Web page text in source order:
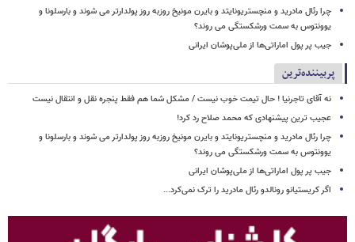
چرا رئال مادرید و منچستریونایتد و بایرن مونیخ روزبه روز پولدارتر می شوند و بارسلونا و
یوونتوس به سمت ورشکستگی می روند؟
جیب پر پول اماراتی‌ها از ملی‌پوشان ایرانی
پربیننده‌ترین
نه آقای تاجرنیا ! حال تیمت خوب نیست / مشکل شما هم فقط پنجره نقل و انتقال نیست
عجیب ترین پیشنهادی که محمد صلاح رد کرد!
چرا رئال مادرید و منچستریونایتد و بایرن مونیخ روزبه روز پولدارتر می شوند و بارسلونا و
یوونتوس به سمت ورشکستگی می روند؟
جیب پر پول اماراتی‌ها از ملی‌پوشان ایرانی
اگر کریستیانو رونالدو رئال مادرید را ترک نمی‌کرد...